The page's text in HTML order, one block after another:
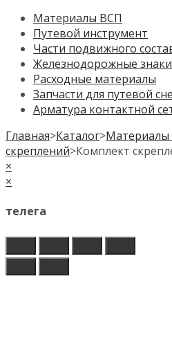
Материалы ВСП
Путевой инструмент
Части подвижного
Железнодорожные знаки
Расходные материалы
Запчасти для путевой
Арматура контактной
Главная>Каталог>
скреплений>Комплект
×
×
телега